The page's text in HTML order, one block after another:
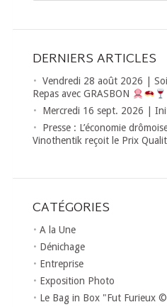
DERNIERS ARTICLES
Vendredi 28 août 2026 |
Repas avec GRASBON
Mercredi 16 sept. 2026 |
Presse : L’économie
Vinothentik reçoit le Prix
CATÉGORIES
A la Une
Dénichage
Entreprise
Exposition Photo
Le Bag in Box "Fut Furieux